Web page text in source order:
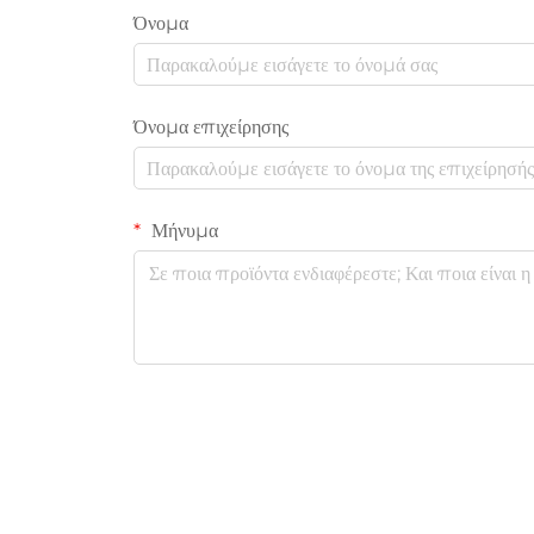
Όνομα
Όνομα επιχείρησης
Μήνυμα